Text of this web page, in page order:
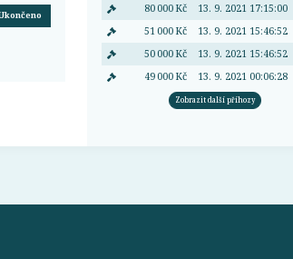
80 000 Kč
13. 9. 2021 17:15:00
51 000 Kč
13. 9. 2021 15:46:52
50 000 Kč
13. 9. 2021 15:46:52
49 000 Kč
13. 9. 2021 00:06:28
Zobrazit další příhozy